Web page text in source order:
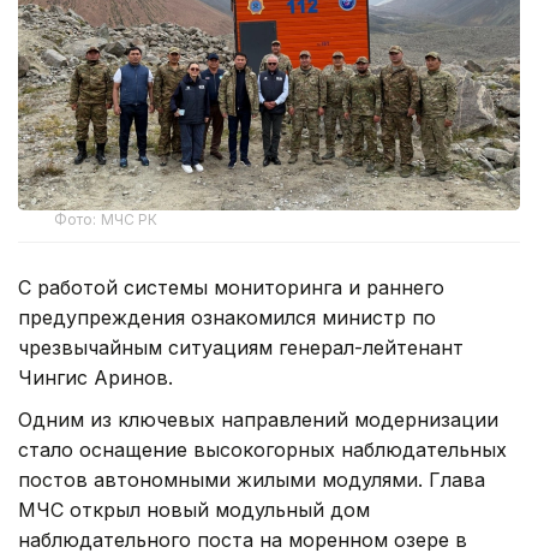
Фото: МЧС РК
С работой системы мониторинга и раннего
предупреждения ознакомился министр по
чрезвычайным ситуациям генерал-лейтенант
Чингис Аринов.
Одним из ключевых направлений модернизации
стало оснащение высокогорных наблюдательных
постов автономными жилыми модулями. Глава
МЧС открыл новый модульный дом
наблюдательного поста на моренном озере в